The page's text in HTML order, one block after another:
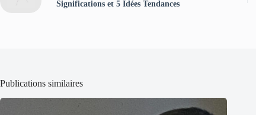
Significations et 5 Idées Tendances
Publications similaires